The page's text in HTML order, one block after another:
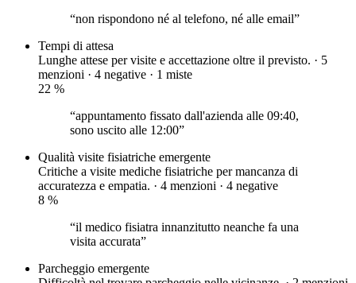
“non rispondono né al telefono, né alle email”
Tempi di attesa
Lunghe attese per visite e accettazione oltre il previsto. · 5
menzioni · 4 negative · 1 miste
22 %
“appuntamento fissato dall'azienda alle 09:40,
sono uscito alle 12:00”
Qualità visite fisiatriche emergente
Critiche a visite mediche fisiatriche per mancanza di
accuratezza e empatia. · 4 menzioni · 4 negative
8 %
“il medico fisiatra innanzitutto neanche fa una
visita accurata”
Parcheggio emergente